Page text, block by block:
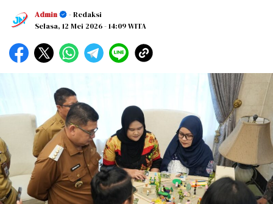
Admin
- Redaksi
Selasa, 12 Mei 2026- 14:09 WITA